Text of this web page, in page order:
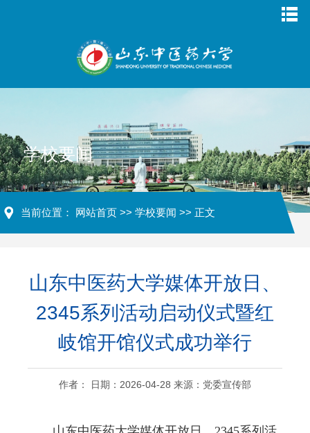
学校要闻
当前位置： 网站首页 >> 学校要闻 >> 正文
山东中医药大学媒体开放日、
2345系列活动启动仪式暨红
岐馆开馆仪式成功举行
作者： 日期：2026-04-28 来源：党委宣传部